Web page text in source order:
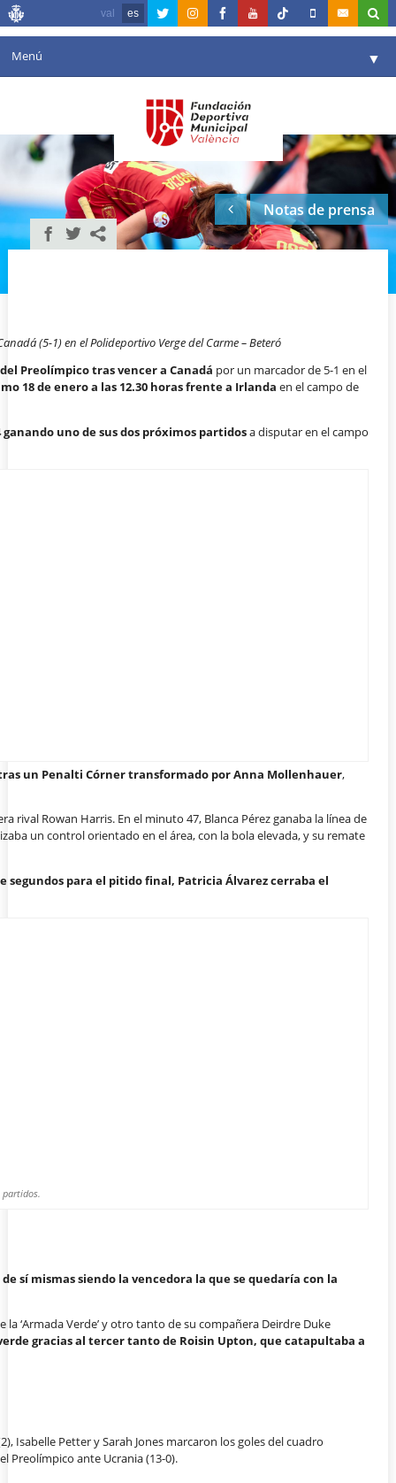
val es
Menú ▼
Agenda
Instalaciones
Comunicación ▼
Valencia en deporte
Notas de prensa
(5-1) en el Polideportivo Verge del Carme – Beteró
Preolímpico tras vencer a Canadá por un marcador de 5-1 en el
18 de enero a las 12.30 horas frente a Irlanda en el campo de
uno de sus dos próximos partidosa disputar en el campo
un Penalti Córner transformado por Anna Mollenhauer,
rival Rowan Harris. En el minuto 47, Blanca Pérez ganaba la línea de
un control orientado en el área, con la bola elevada, y su remate
segundos para el pitido final, Patricia Álvarez cerraba el
partidos.
sí mismas siendo la vencedora la que se quedaría con la
‘Armada Verde’ y otro tanto de su compañera Deirdre Duke
gracias al tercer tanto de Roisin Upton, que catapultaba a
Isabelle Petter y Sarah Jones marcaron los goles del cuadro
Preolímpico ante Ucrania (13-0).